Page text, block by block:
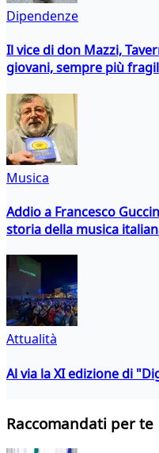
Dipendenze
Il vice di don Mazzi,
giovani, sempre più
Musica
Addio a Francesco
storia della musica
Attualità
Al via la XI edizione di
Raccomandati per te